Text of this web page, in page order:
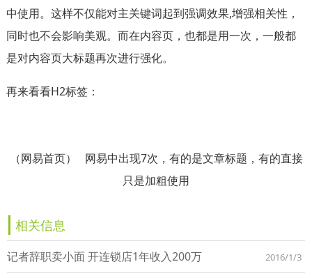
中使用。这样不仅能对主关键词起到强调效果,增强相关性，
同时也不会影响美观。而在内容页，也都是用一次，一般都
是对内容页大标题再次进行强化。
再来看看H2标签：
（网易首页） 网易中出现7次，有的是文章标题，有的直接
只是加粗使用
相关信息
记者辞职卖小面 开连锁店1年收入200万 2016/1/3